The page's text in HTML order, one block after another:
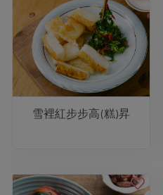
雪裡紅步步高(糕)昇